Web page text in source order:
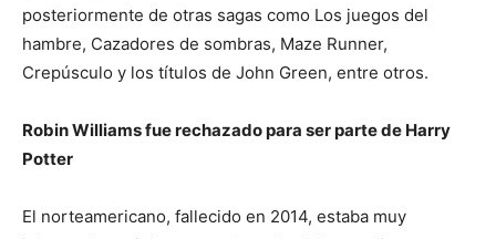
posteriormente de otras sagas como Los juegos del
hambre, Cazadores de sombras, Maze Runner,
Crepúsculo y los títulos de John Green, entre otros.
Robin Williams fue rechazado para ser parte de Harry
Potter
El norteamericano, fallecido en 2014, estaba muy